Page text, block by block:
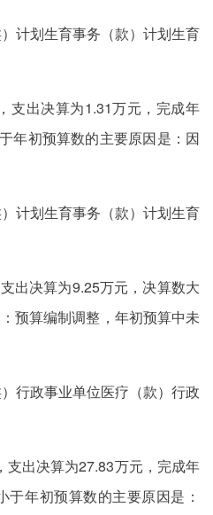
计划生育事务（款）计划生育
支出决算为1.31万元，完成年
年初预算数的主要原因是：因
计划生育事务（款）计划生育
出决算为9.25万元，决算数大
预算编制调整，年初预算中未
行政事业单位医疗（款）行政
支出决算为27.83万元，完成年
年初预算数的主要原因是：